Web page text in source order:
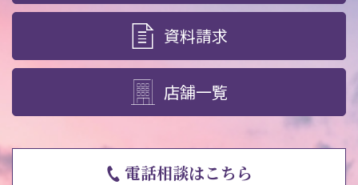
資料請求
店舗一覧
電話相談はこちら